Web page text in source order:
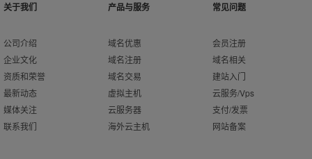
关于我们
公司介绍
企业文化
资质和荣誉
最新动态
媒体关注
联系我们
产品与服务
域名优惠
域名注册
域名交易
虚拟主机
云服务器
海外云主机
常见问题
会员注册
域名相关
建站入门
云服务/Vps
支付/发票
网站备案